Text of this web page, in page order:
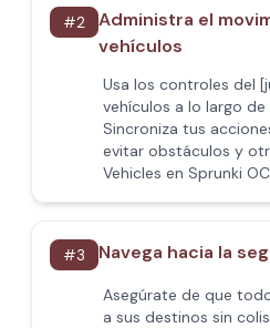
#2
Administra el
vehículos
Usa los controles del
vehículos a lo largo
Sincroniza tus
evitar obstáculos y
Vehicles en Sprunki
#3 Navega hacia la
Asegúrate de que
a sus destinos sin